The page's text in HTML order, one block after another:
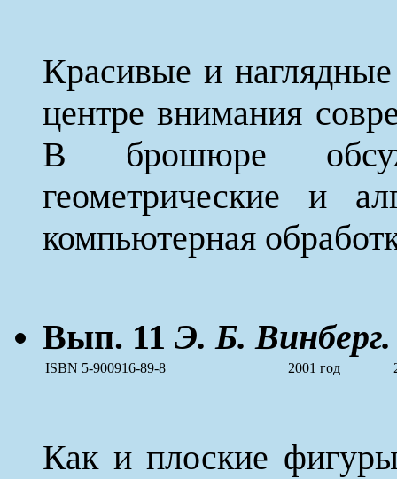
Красивые и
центре внимания
В брошюре
геометрические и
компьютерная
Вып. 11 Э. Б. Винберг.
ISBN 5-900916-89-8 2001 год
Как и плоские